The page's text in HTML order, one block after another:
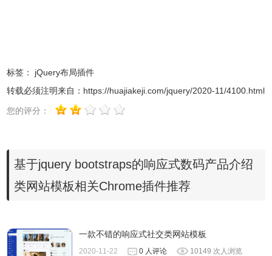
标签：
jQuery布局插件
转载必须注明来自： https://huajiakeji.com/jquery/2020-11/4100.html
您的评分：
基于jquery bootstraps的响应式数码产品介绍
类网站模板相关Chrome插件推荐
一款不错的响应式社交类网站模板
2020-11-22 0 人评论
10149 次人浏览